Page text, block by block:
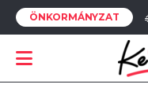
ÖNKORMÁNYZAT